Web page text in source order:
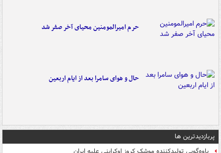
حرم امیرالمومنین محیای آخر صفر شد
حال و هوای سامرا بعد از ایام اربعین
پربازدیدترین ها